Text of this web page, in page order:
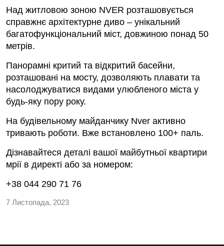
Над житловою зоною NVER розташовується
справжнє архітектурне диво – унікальний
багатофункціональний міст, довжиною понад 50
метрів.
Панорамні критий та відкритий басейни,
розташовані на мосту, дозволяють плавати та
насолоджуватися видами улюбленого міста у
будь-яку пору року.
На будівельному майданчику Nver активно
тривають роботи. Вже встановлено 100+ паль.
Дізнавайтеся деталі вашої майбутньої квартири
мрії в директі або за номером:
+38 044 290 71 76
7 Листопада, 2023